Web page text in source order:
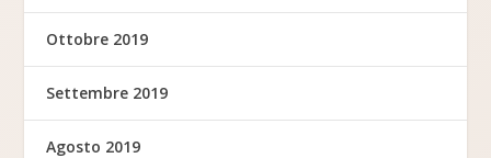
Ottobre 2019
Settembre 2019
Agosto 2019